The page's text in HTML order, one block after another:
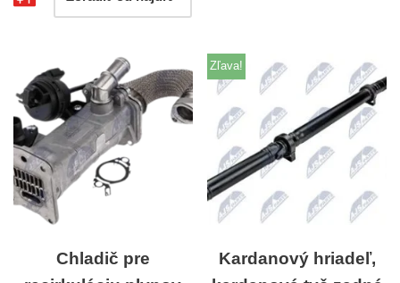
Chladič pre
Zľava!
Kardanový hriadeľ,